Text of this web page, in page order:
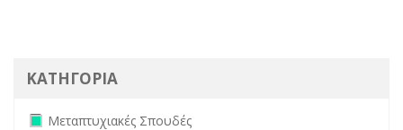
ΚΑΤΗΓΟΡΙΑ
Remove Μεταπτυχιακές Σπουδές filter
Μεταπτυχιακές Σπουδές